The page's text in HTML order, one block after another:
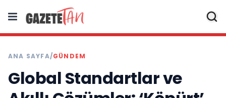
ANA SAYFA/GÜNDEM
Global Standartlar ve